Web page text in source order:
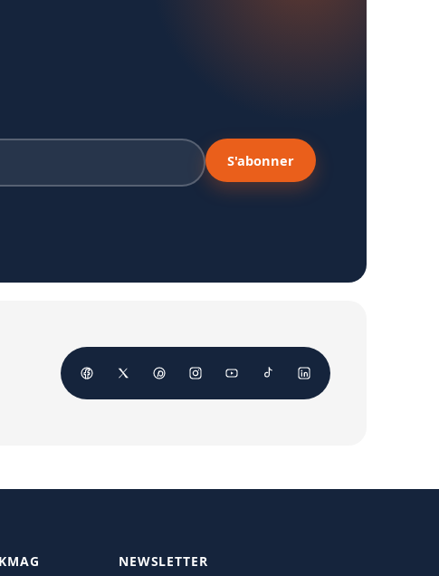
S'abonner
NEWSLETTER